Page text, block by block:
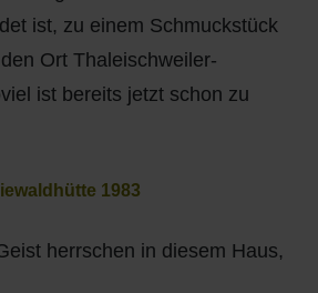
ist, zu einem Schmuckstück
Ort Thaleischweiler-
ist bereits jetzt schon zu
1983
herrschen in diesem Haus,